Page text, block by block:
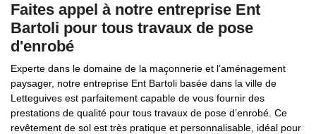
Faites appel à notre entreprise Ent
Bartoli pour tous travaux de pose
d'enrobé
Experte dans le domaine de la maçonnerie et l’aménagement
paysager, notre entreprise Ent Bartoli basée dans la ville de
Letteguives est parfaitement capable de vous fournir des
prestations de qualité pour tous travaux de pose d’enrobé. Ce
revêtement de sol est très pratique et personnalisable, idéal pour